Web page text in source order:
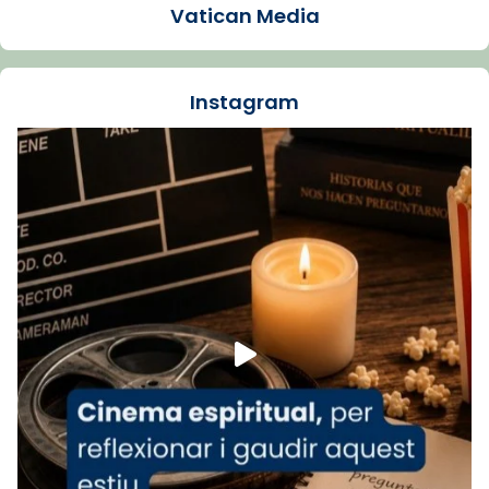
La Carmina va patir depressió. Fa gairebé
dos mesos, a l'Estadi Lluís Companys, la
Recupera l'entrevista comp
Vatican
tican News 👇
www.vaticannews.va/es/iglesia/news/2026-
07/carmina-historia-depresion-papa-viaje-
espana-testimoni...
Foto
View on Facebook · Share
Arquebisbat de Barcelona
1 week ago
«Avui les santes Juliana i Semproniana ens
Vatican Media
Instagram